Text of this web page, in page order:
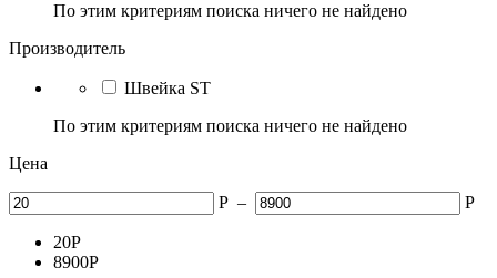
По этим критериям поиска ничего не найдено
Производитель
Швейка ST
По этим критериям поиска ничего не найдено
Цена
Р – Р
20Р
8900Р